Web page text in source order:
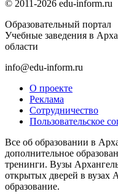
© 2011-2026 edu-inform.ru
Образовательный портал
Учебные заведения в
области
info@edu-inform.ru
О проекте
Реклама
Сотрудничество
Пользовательское
Все об образовании в
дополнительное
тренинги. Вузы
открытых дверей в вузах
образование.